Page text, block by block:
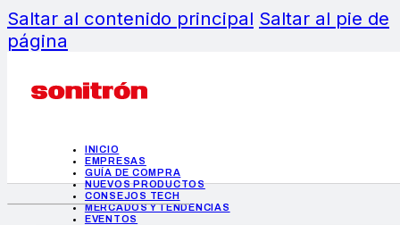
Saltar al contenido principal Saltar al pie de
página
INICIO
EMPRESAS
GUÍA DE COMPRA
NUEVOS PRODUCTOS
CONSEJOS TECH
MERCADOS Y TENDENCIAS
EVENTOS